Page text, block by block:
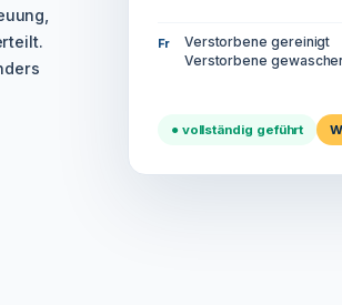
Fr
Verstorbene gereinigt
Verstorbene
● vollständig geführt